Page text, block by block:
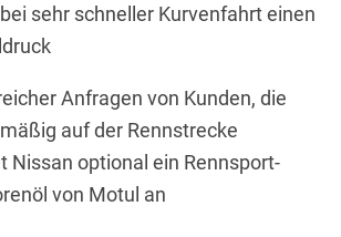
sehr schneller Kurvenfahrt einen
Anfragen von Kunden, die
auf der Rennstrecke
Nissan optional ein Rennsport-
von Motul an